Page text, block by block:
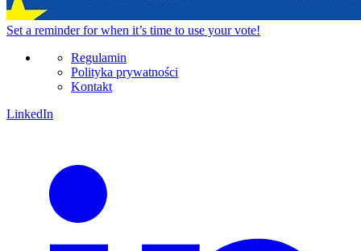
Set a reminderfor when it’s time to use your vote!
Regulamin
Polityka prywatności
Kontakt
LinkedIn